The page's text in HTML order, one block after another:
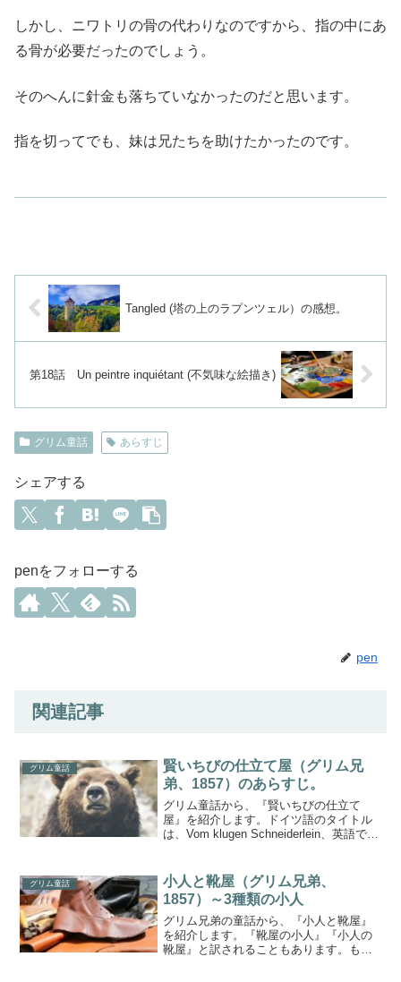
しかし、ニワトリの骨の代わりなのですから、指の中にあ
る骨が必要だったのでしょう。
そのへんに針金も落ちていなかったのだと思います。
指を切ってでも、妹は兄たちを助けたかったのです。
Tangled (塔の上のラプンツェル）の感想。
第18話 Un peintre inquiétant (不気味な絵描き)
グリム童話 あらすじ
シェアする
penをフォローする
pen
関連記事
グリム童話
賢いちびの仕立て屋（グリム兄
弟、1857）のあらすじ。
グリム童話から、『賢いちびの仕立て
屋』を紹介します。ドイツ語のタイトル
は、Vom klugen Schneiderlein、英語で
グリム童話
小人と靴屋（グリム兄弟、
1857）～3種類の小人
グリム兄弟の童話から、『小人と靴屋』
を紹介します。『靴屋の小人』『小人の
靴屋』と訳されることもあります。もと